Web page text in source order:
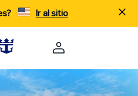
Ir al sitio